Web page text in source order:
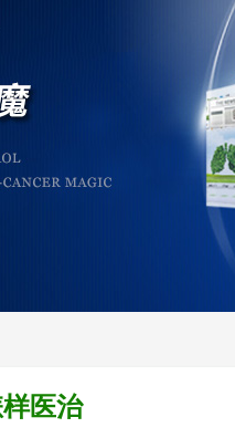
医治